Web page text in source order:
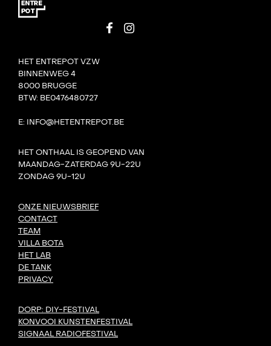
HET ENTREPOT VZW
BINNENWEG 4
8000 BRUGGE
BTW: BE0476480727
E: INFO@HETENTREPOT.BE
HET ONTHAAL IS GEOPEND VAN
MAANDAG-ZATERDAG 9U-22U
ZONDAG 9U-12U
ONZE NIEUWSBRIEF
CONTACT
TEAM
VILLA BOTA
HET LAB
DE TANK
PRIVACY
DORP: DIY-FESTIVAL
KONVOOI KUNSTENFESTIVAL
SIGNAAL RADIOFESTIVAL